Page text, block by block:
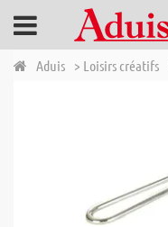
Aduis > Loisirs créatifs